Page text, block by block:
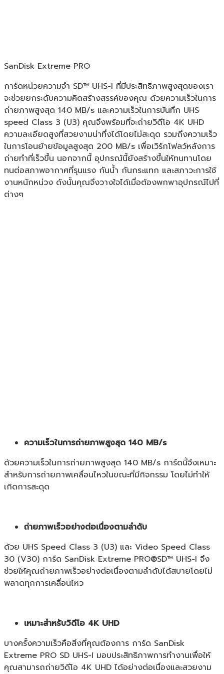
SanDisk Extreme PRO
การ์ดหน่วยความจำ SD™ UHS-I ที่มีประสิทธิภาพสูงสุดของเรา
จะช่วยยกระดับความคิดสร้างสรรค์ของคุณ ด้วยความเร็วในการ
ถ่ายภาพสูงสุด 140 MB/s และความเร็วในการบันทึก UHS
speed Class 3 (U3) คุณจึงพร้อมที่จะถ่ายวิดีโอ 4K UHD
ความละเอียดสูงที่สวยงามน่าทึ่งได้โดยไม่สะดุด รวมถึงความเร็ว
ในการโอนย้ายข้อมูลสูงสุด 200 MB/s เพื่อเวิร์กโฟลว์หลังการ
ถ่ายทำที่เร็วขึ้น นอกจากนี้ อุปกรณ์นี้ยังสร้างขึ้นให้ทนทานโดย
ทนต่อสภาพอากาศที่รุนแรง กันน้ำ กันกระแทก และสภาวะการใช้
งานหนักหน่วง ดังนั้นคุณจึงวางใจได้เมื่อต้องพกพาอุปกรณ์ไปที่
ต่างๆ
ความเร็วในการถ่ายภาพสูงสุด 140 MB/s
ด้วยความเร็วในการถ่ายภาพสูงสุด 140 MB/s การ์ดนี้จึงเหมาะ
สำหรับการถ่ายภาพเคลื่อนไหวในขณะที่มีกิจกรรม โดยไม่ทำให้
เกิดการสะดุด
ถ่ายภาพเร็วอย่างต่อเนื่องตามลำดับ
ด้วย UHS Speed Class 3 (U3) และ Video Speed Class
30 (V30) การ์ด SanDisk Extreme PRO®SD™ UHS-I จึง
ช่วยให้คุณถ่ายภาพเร็วอย่างต่อเนื่องตามลำดับได้สบายโดยไม่
พลาดทุกการเคลื่อนไหว
เหมาะสำหรับวิดีโอ 4K UHD
บางครั้งความเร็วคือสิ่งที่คุณต้องการ การ์ด SanDisk
Extreme PRO SD UHS-I มอบประสิทธิภาพการทำงานเพื่อให้
คุณสามารถถ่ายวิดีโอ 4K UHD ได้อย่างต่อเนื่องและสวยงาม